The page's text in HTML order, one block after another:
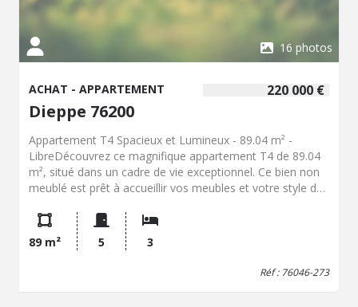
16 photos
220 000 €
ACHAT - APPARTEMENT
Dieppe 76200
Appartement T4 Spacieux et Lumineux - 89.04 m² -
LibreDécouvrez ce magnifique appartement T4 de 89.04
m², situé dans un cadre de vie exceptionnel. Ce bien non
meublé est prêt à accueillir vos meubles et votre style de
offre un espace de vie généreux et confortable.Cet
appartement est idéal pour les familles, en résidence
secondaire ou pour les professionnels en quête d'un
espace de vie spacieux et lumineux. Les grandes fenêtres
89 m² 5 3
Réf : 76046-273